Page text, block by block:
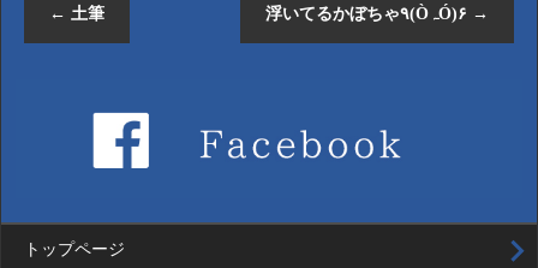
← 土筆 浮いてるかぼちゃ۹(ÒہÓ)۶ →
トップページ